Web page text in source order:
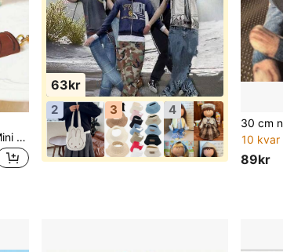
POKOJA LAND 1PC Realistic Mini Chocolate Keychain Korean Style Crispy Chocolate Bar Ice Cream Charm Bag Charm Cute Food Themed Accessories For Girls Gift
63kr
2 3 4
10 kvar
89kr